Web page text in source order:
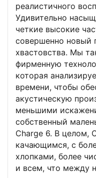
реалистичного
Удивительно
четкие высокие
совершенно новый
хвастовства. Мы
фирменную
которая
времени, чтобы
акустическую
меньшими
собственный
Charge 6. В целом,
качающимся, с
хлопками, более
и всем, что между